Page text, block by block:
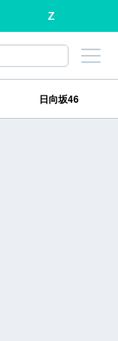
Z
日向坂46